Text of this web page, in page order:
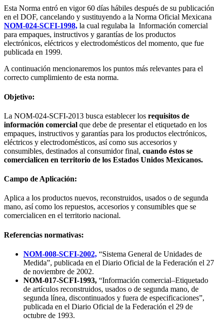
Esta Norma entró en vigor 60 días hábiles después de su publicación
en el DOF, cancelando y sustituyendo a la Norma Oficial Mexicana
NOM-024-SCFI-1998, la cual regulaba la Información comercial
para empaques, instructivos y garantías de los productos
electrónicos, eléctricos y electrodomésticos del momento, que fue
publicada en 1999.
A continuación mencionaremos los puntos más relevantes para el
correcto cumplimiento de esta norma.
Objetivo:
La NOM-024-SCFI-2013 busca establecer los requisitos de
información comercial que debe de presentar el etiquetado en los
empaques, instructivos y garantías para los productos electrónicos,
eléctricos y electrodomésticos, así como sus accesorios y
consumibles, destinados al consumidor final, cuando éstos se
comercialicen en territorio de los Estados Unidos Mexicanos.
Campo de Aplicación:
Aplica a los productos nuevos, reconstruidos, usados o de segunda
mano, así como los repuestos, accesorios y consumibles que se
comercialicen en el territorio nacional.
Referencias normativas:
NOM-008-SCFI-2002, “Sistema General de Unidades de
Medida”, publicada en el Diario Oficial de la Federación el 27
de noviembre de 2002.
NOM-017-SCFI-1993, “Información comercial–Etiquetado
de artículos reconstruidos, usados o de segunda mano, de
segunda línea, discontinuados y fuera de especificaciones”,
publicada en el Diario Oficial de la Federación el 29 de
octubre de 1993.